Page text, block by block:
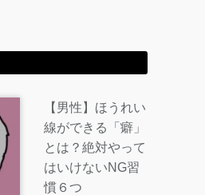
【男性】ほうれい
線ができる「癖」
とは？絶対やって
はいけないNG習
慣６つ